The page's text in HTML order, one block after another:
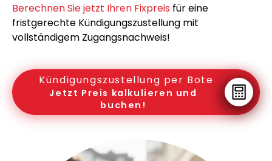
Berechnen Sie jetzt Ihren Fixpreis für eine
fristgerechte Kündigungszustellung mit
vollständigem Zugangsnachweis!
Kündigungszustellung per Bote
Jetzt Preis kalkulieren und
buchen!